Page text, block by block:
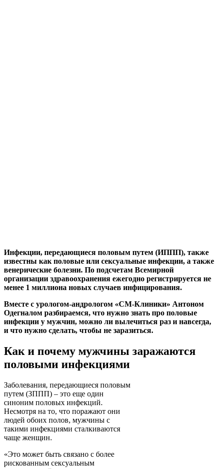
Инфекции, передающиеся половым путем (ИППП), также
известны как половые или сексуальные инфекции, а также
венерические болезни. По подсчетам Всемирной
организации здравоохранения ежегодно регистрируется не
менее 1 миллиона новых случаев инфицирования.
Вместе с урологом-андрологом «СМ-Клиники» Антоном
Одегналом разбираемся, что нужно знать про половые
инфекции у мужчин, можно ли вылечиться раз и навсегда,
и что нужно сделать, чтобы не заразиться.
Как и почему мужчины заражаются
половыми инфекциями
Заболевания, передающиеся половым
путем (ЗППП) – это еще один
синоним половых инфекций.
Несмотря на то, что поражают они
людей обоих полов, мужчины с
такими инфекциями сталкиваются
чаще женщин.
«Это может быть связано с более
рискованным сексуальным